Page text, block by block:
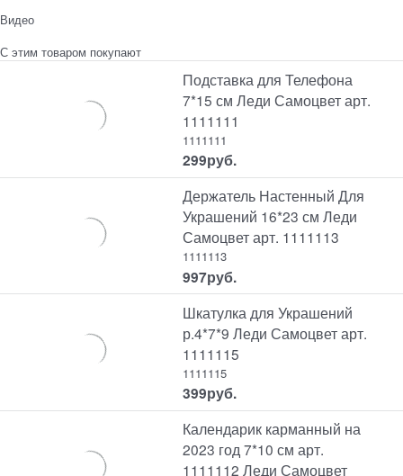
Видео
С этим товаром покупают
Подставка для Телефона
7*15 см Леди Самоцвет арт.
1111111
1111111
299руб.
Держатель Настенный Для
Украшений 16*23 см Леди
Самоцвет арт. 1111113
1111113
997руб.
Шкатулка для Украшений
р.4*7*9 Леди Самоцвет арт.
1111115
1111115
399руб.
Календарик карманный на
2023 год 7*10 см арт.
1111112 Леди Самоцвет